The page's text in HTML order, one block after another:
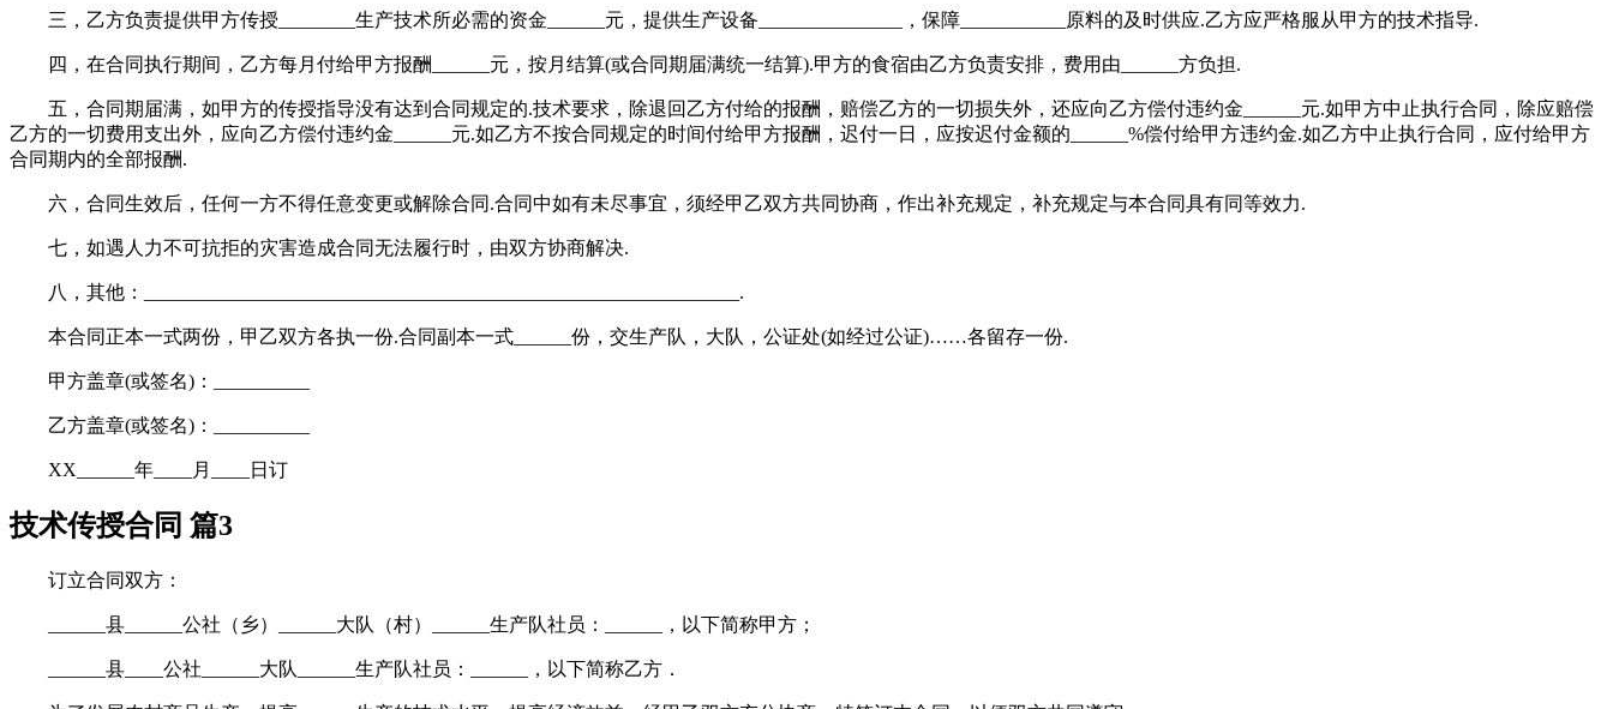
三，乙方负责提供甲方传授________生产技术所必需的资金______元，提供生产设备_______________，保障___________原料的及时供应.乙方应严格服从甲方的技术指导.
四，在合同执行期间，乙方每月付给甲方报酬______元，按月结算(或合同期届满统一结算).甲方的食宿由乙方负责安排，费用由______方负担.
五，合同期届满，如甲方的传授指导没有达到合同规定的.技术要求，除退回乙方付给的报酬，赔偿乙方的一切损失外，还应向乙方偿付违约金______元.如甲方中止执行合同，除应赔偿
乙方的一切费用支出外，应向乙方偿付违约金______元.如乙方不按合同规定的时间付给甲方报酬，迟付一日，应按迟付金额的______%偿付给甲方违约金.如乙方中止执行合同，应付给甲方
合同期内的全部报酬.
六，合同生效后，任何一方不得任意变更或解除合同.合同中如有未尽事宜，须经甲乙双方共同协商，作出补充规定，补充规定与本合同具有同等效力.
七，如遇人力不可抗拒的灾害造成合同无法履行时，由双方协商解决.
八，其他：______________________________________________________________.
本合同正本一式两份，甲乙双方各执一份.合同副本一式______份，交生产队，大队，公证处(如经过公证)……各留存一份.
甲方盖章(或签名)：__________
乙方盖章(或签名)：__________
XX______年____月____日订
技术传授合同 篇3
订立合同双方：
______县______公社（乡）______大队（村）______生产队社员：______，以下简称甲方；
______县____公社______大队______生产队社员：______，以下简称乙方．